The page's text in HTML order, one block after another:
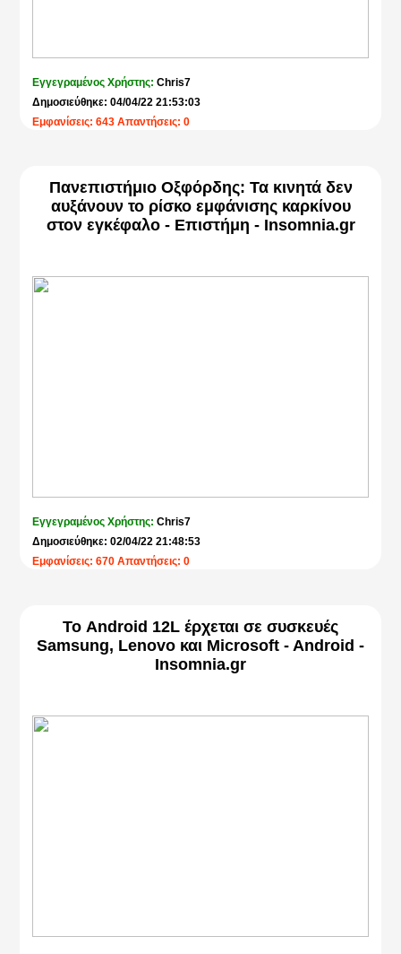
Εγγεγραμένος Χρήστης:Chris7
Δημοσιεύθηκε: 04/04/22 21:53:03
Εμφανίσεις: 643 Απαντήσεις: 0
Πανεπιστήμιο Οξφόρδης: Τα κινητά δεν
αυξάνουν το ρίσκο εμφάνισης καρκίνου
στον εγκέφαλο - Επιστήμη - Insomnia.gr
Εγγεγραμένος Χρήστης:Chris7
Δημοσιεύθηκε: 02/04/22 21:48:53
Εμφανίσεις: 670 Απαντήσεις: 0
Το Android 12L έρχεται σε συσκευές
Samsung, Lenovo και Microsoft - Android -
Insomnia.gr